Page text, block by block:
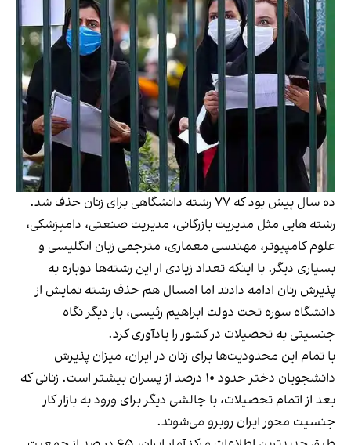
ده سال پیش بود که ۷۷ رشته دانشگاهی برای زنان حذف شد.
رشته هایی مثل مدیریت بازرگانی، مدیریت صنعتی، دامپزشکی،
علوم کامپیوتر، مهندسی معماری، مترجمی زبان انگلیسی و
بسیاری دیگر. با اینکه تعداد زیادی از این رشته‌ها دوباره به
پذیرش زنان ادامه دادند اما امسال هم حذف رشته نمایش از
دانشگاه سوره تحت دولت ابراهیم رئیسی، بار دیگر نگاه
جنسیتی به تحصیلات در کشور را یادآوری کرد.
با تمام این محدودیت‌ها برای زنان در ایران، میزان پذیرش
دانشجویان دختر حدود ۱۰ درصد از پسران بیشتر است. زنانی که
بعد از اتمام تحصیلات، با چالشی دیگر برای ورود به بازار کار
جنسیت محور ایران روبرو می‌شوند.